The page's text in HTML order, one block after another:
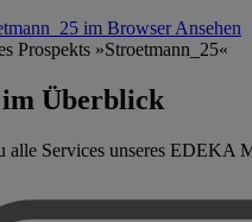
im Browser Ansehen
im Überblick
alle Services unseres EDEKA